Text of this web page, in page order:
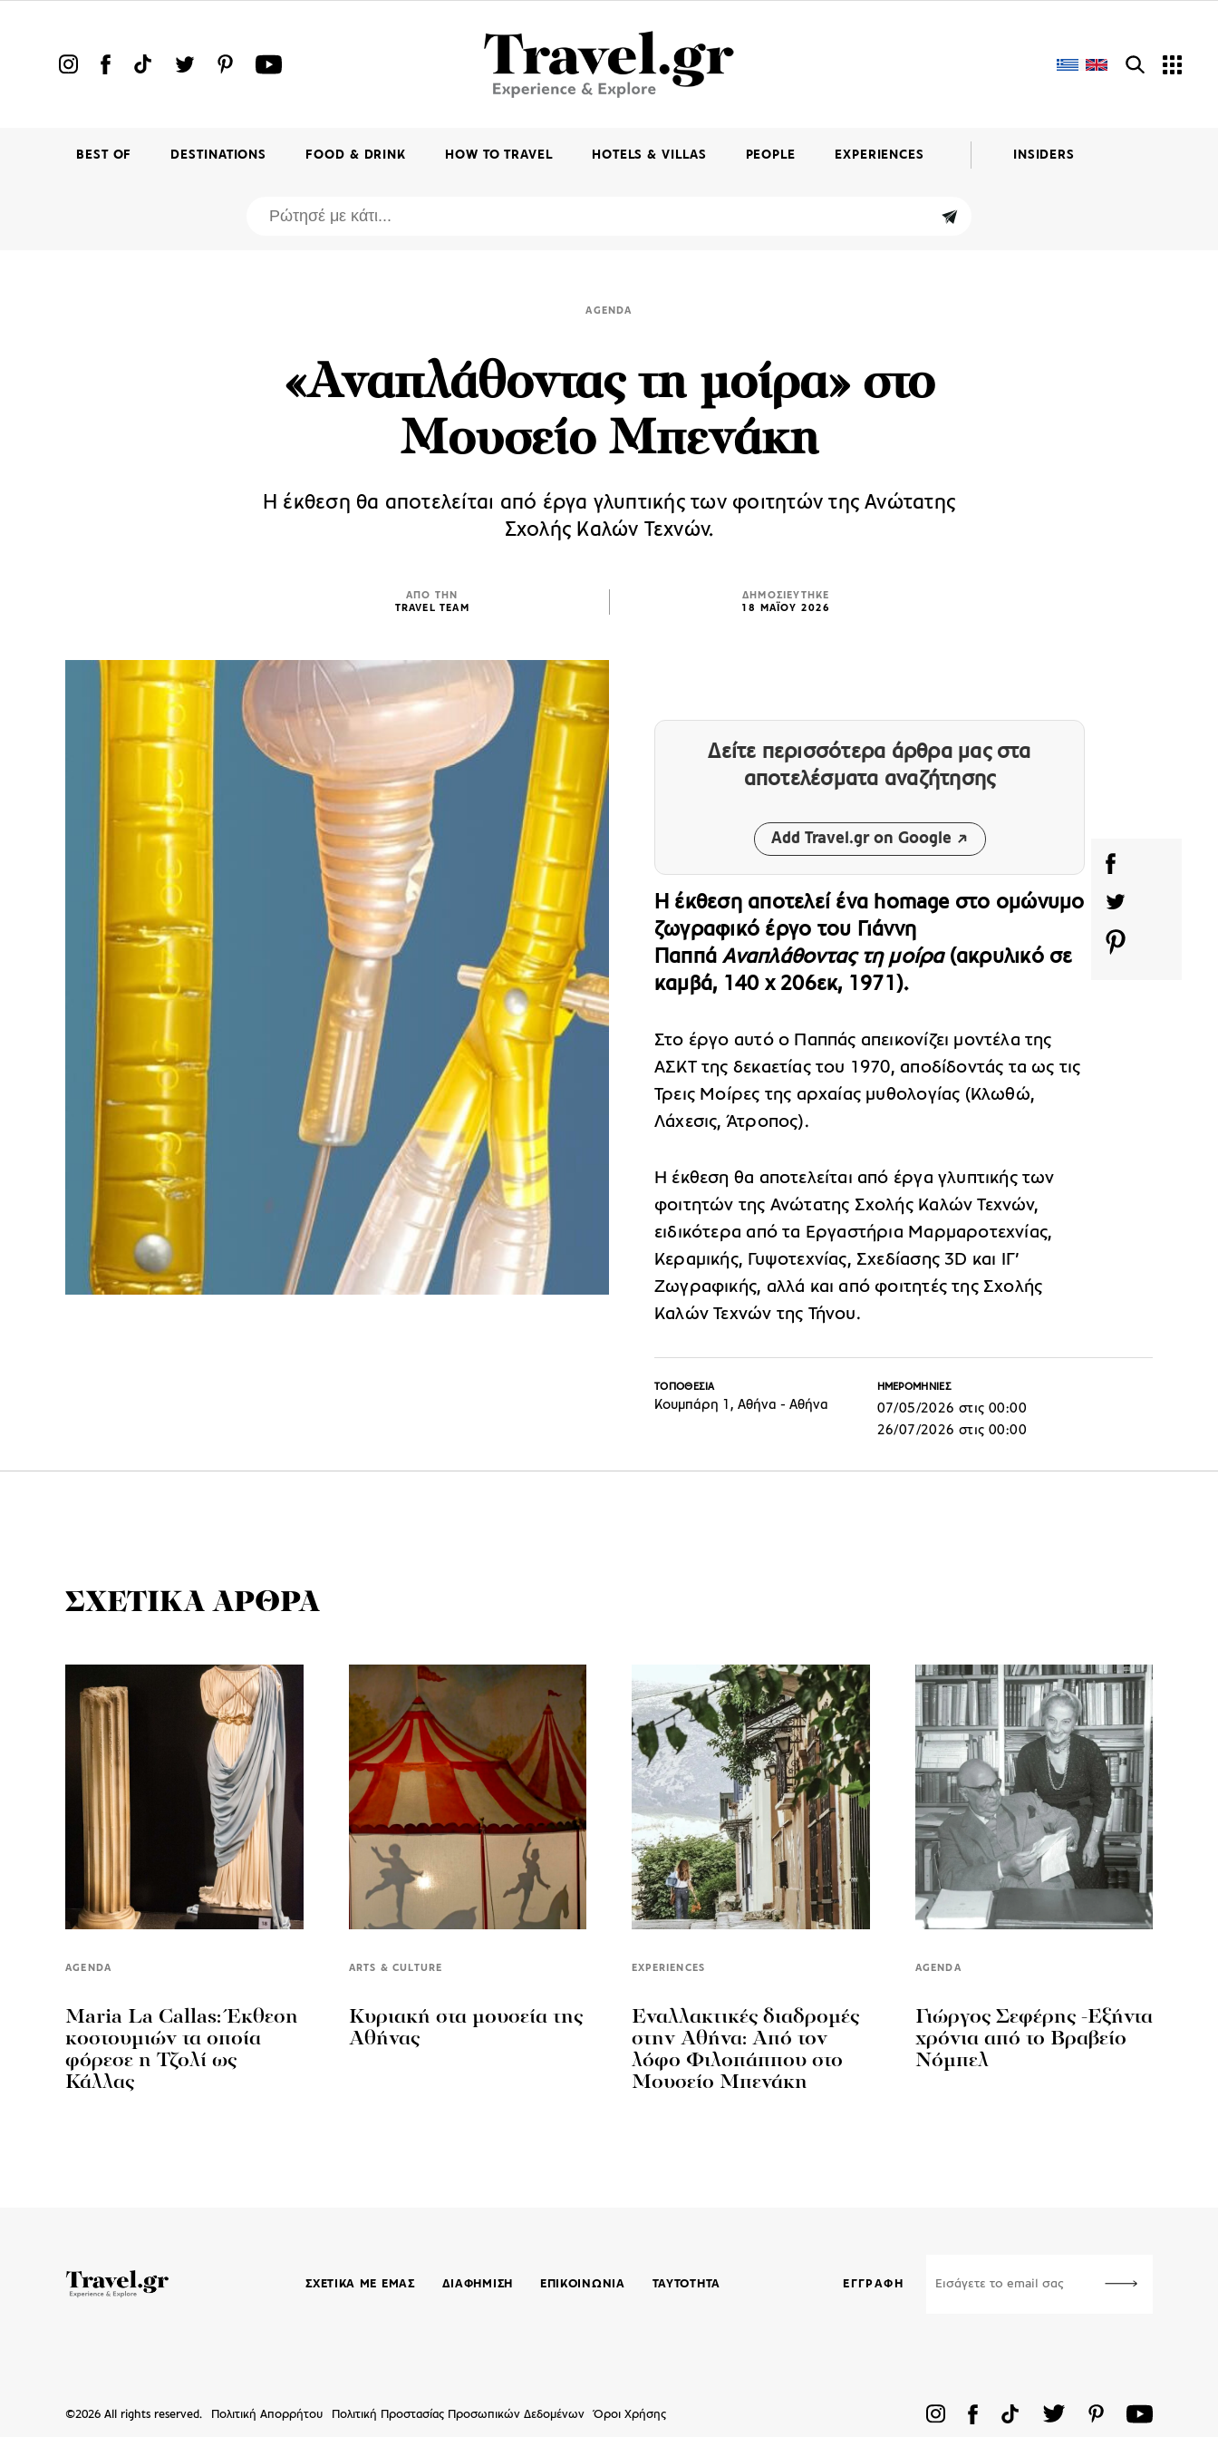
BEST OF DESTINATIONS FOOD & DRINK HOW TO TRAVEL HOTELS & VILLAS PEOPLE EXPERIENCES INSIDERS
AGENDA
«Αναπλάθοντας τη μοίρα» στο
Μουσείο Μπενάκη
Η έκθεση θα αποτελείται από έργα γλυπτικής των φοιτητών της Ανώτατης
Σχολής Καλών Τεχνών.
ΑΠΟ ΤΗΝ
TRAVEL TEAM
ΔΗΜΟΣΙΕΥΤΗΚΕ
18 ΜΑΪΟΥ 2026
Δείτε περισσότερα άρθρα μας στα
αποτελέσματα αναζήτησης
Add Travel.gr on Google
Η έκθεση αποτελεί ένα homage στο ομώνυμο
ζωγραφικό έργο του Γιάννη
ΠαππάΑναπλάθοντας τη μοίρα(ακρυλικό σε
καμβά, 140 x 206εκ, 1971).
Στο έργο αυτό ο Παππάς απεικονίζει μοντέλα της
ΑΣΚΤ της δεκαετίας του 1970, αποδίδοντάς τα ως τις
Τρεις Μοίρες της αρχαίας μυθολογίας (Κλωθώ,
Λάχεσις, Άτροπος).
Η έκθεση θα αποτελείται από έργα γλυπτικής των
φοιτητών της Ανώτατης Σχολής Καλών Τεχνών,
ειδικότερα από τα Εργαστήρια Μαρμαροτεχνίας,
Κεραμικής, Γυψοτεχνίας, Σχεδίασης 3D και ΙΓ’
Ζωγραφικής, αλλά και από φοιτητές της Σχολής
Καλών Τεχνών της Τήνου.
ΤΟΠΟΘΕΣΙΑ
Κουμπάρη 1, Αθήνα - Αθήνα
ΗΜΕΡΟΜΗΝΙΕΣ
07/05/2026 στις 00:00
26/07/2026 στις 00:00
ΣΧΕΤΙΚΑ ΑΡΘΡΑ
AGENDA
Μaria La Callas: Έκθεση
κοστουμιών τα οποία
φόρεσε η Τζολί ως
Κάλλας
ARTS & CULTURE
Κυριακή στα μουσεία της
Αθήνας
EXPERIENCES
Εναλλακτικές διαδρομές
στην Αθήνα: Από τον
λόφο Φιλοπάππου στο
Μουσείο Μπενάκη
AGENDA
Γιώργος Σεφέρης -Εξήντα
χρόνια από το Βραβείο
Νόμπελ
ΣΧΕΤΙΚΑ ΜΕ ΕΜΑΣ ΔΙΑΦΗΜΙΣΗ ΕΠΙΚΟΙΝΩΝΊΑ ΤΑΥΤΟΤΗΤΑ ΕΓΓΡΑΦΉ
©2026 All rights reserved. Πολιτική Απορρήτου Πολιτική Προστασίας Προσωπικών Δεδομένων Όροι Χρήσης